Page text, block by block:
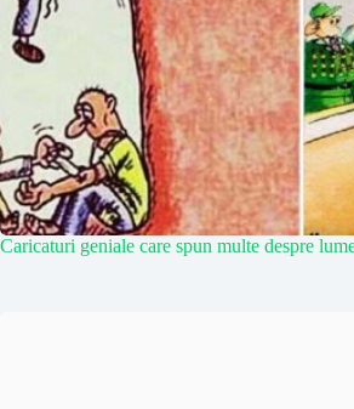
Caricaturi geniale care spun multe despre